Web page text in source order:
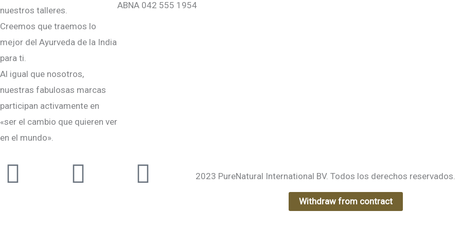
nuestros talleres.
Creemos que traemos lo
mejor del Ayurveda de la India
para ti.
Al igual que nosotros,
nuestras fabulosas marcas
participan activamente en
«ser el cambio que quieren ver
en el mundo».
ABNA 042 555 1954
InstagramFacebook-Youtube2023 PureNatural International BV. Todos los derechos reservados.
Withdraw from contract